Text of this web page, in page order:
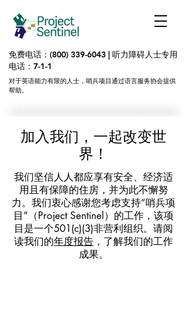
免费电话：(800) 339-6043 | 听力障碍人士专用
电话：7-1-1
对于英语能力有限的人士，哨兵项目通过语言服务协会提供
帮助。
加入我们，一起改变世
界！
我们坚信人人都应享有安全、经济适
用且有保障的住房，并为此不懈努
力。我们衷心感谢您考虑支持“哨兵项
目”（Project Sentinel）的工作，该项
目是一个501(c)(3)非营利组织。请阅
读我们的年度报告 ，了解我们的工作
成果。